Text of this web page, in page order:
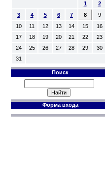
1
2
3
4 5 6 7 8
9
10
11 12 13 14 15
16
17
18 19 20 21 22
23
24
25 26 27 28 29
30
31
Поиск
Форма входа